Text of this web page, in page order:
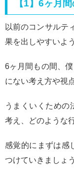
【1】6ヶ月
以前のコンサルテ
果を出しやすいよ
6ヶ月間もの間、
にない考え方や視
うまくいくための
考え、どのような
感覚的にまずは感
つけていきましょう